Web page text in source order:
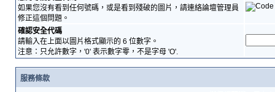
如果您沒有看到任何號碼，或是看到殘破的圖片，請連絡論壇管理員
修正這個問題。
確認安全代碼
請輸入在上面以圖片格式顯示的 6 位數字。
注意：只允許數字，'0' 表示數字零，不是字母 'O'.
服務條款